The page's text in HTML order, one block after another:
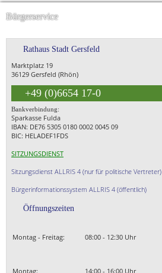
Bürgerservice
Rathaus Stadt Gersfeld
Marktplatz 19
36129 Gersfeld (Rhön)
+49 (0)6654 17-0
Bankverbindung:
Sparkasse Fulda
IBAN: DE76 5305 0180 0002 0045 09
BIC: HELADEF1FDS
SITZUNGSDIENST
Sitzungsdienst ALLRIS 4 (nur für politische Vertreter)
Bürgerinformationssystem ALLRIS 4 (öffentlich)
Öffnungszeiten
Montag - Freitag: 08:00 - 12:30 Uhr
Montag: 14:00 - 16:00 Uhr